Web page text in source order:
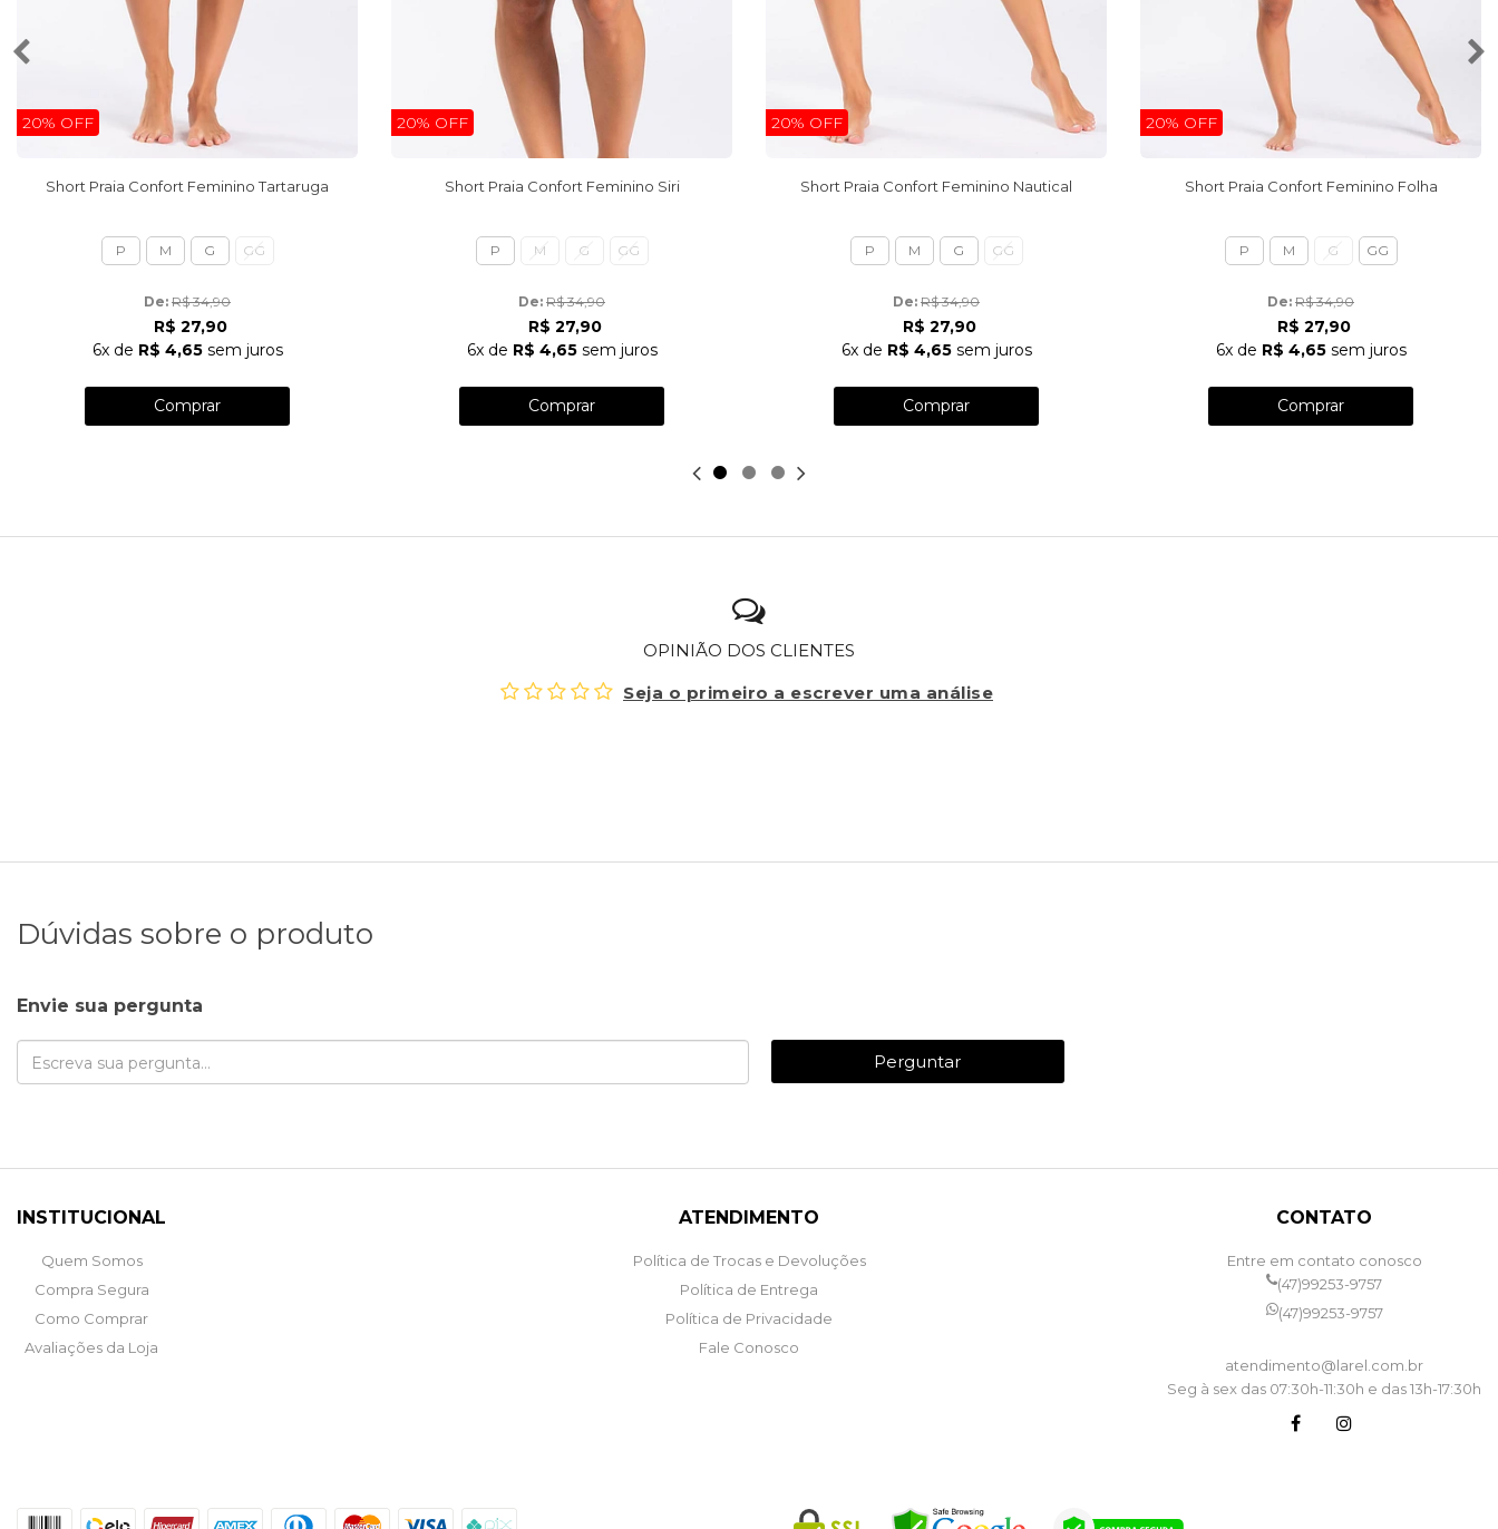
20% OFF
Short Praia Confort Feminino Tartaruga
P M G GG
De: R$ 34,90
R$ 27,90
6xde R$ 4,65sem juros
Comprar
20% OFF
Short Praia Confort Feminino Siri
P M G GG
De: R$ 34,90
R$ 27,90
6xde R$ 4,65sem juros
Comprar
20% OFF
Short Praia Confort Feminino Nautical
P M G GG
De: R$ 34,90
R$ 27,90
6xde R$ 4,65sem juros
Comprar
20% OFF
Short Praia Confort Feminino Folha
P M G GG
De: R$ 34,90
R$ 27,90
6xde R$ 4,65sem juros
Comprar
OPINIÃO DOS CLIENTES
Seja o primeiro a escrever uma análise
Dúvidas sobre o produto
Envie sua pergunta
Perguntar
INSTITUCIONAL
Quem Somos
Compra Segura
Como Comprar
Avaliações da Loja
ATENDIMENTO
Política de Trocas e Devoluções
Política de Entrega
Política de Privacidade
Fale Conosco
CONTATO
Entre em contato conosco
(47)99253-9757
(47)99253-9757
atendimento@larel.com.br
Seg à sex das 07:30h-11:30h e das 13h-17:30h